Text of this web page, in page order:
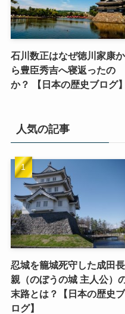
石川数正はなぜ徳川家康か
ら豊臣秀吉へ寝返ったの
か？ 【日本の歴史ブログ】
人気の記事
忍城を籠城死守した成田長
親（のぼうの城 主人公）
末路とは？【日本の歴史ブ
ログ】